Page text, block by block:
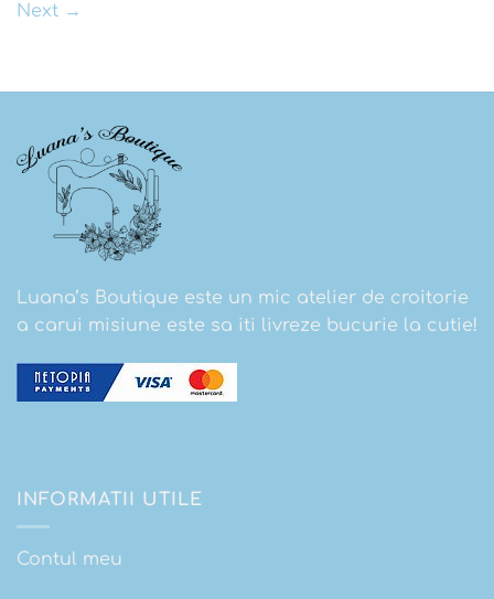
Next →
Luana’s Boutique este un mic atelier de croitorie
a carui misiune este sa iti livreze bucurie la cutie!
INFORMATII UTILE
Contul meu